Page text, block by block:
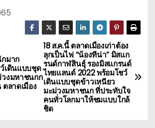
18 ส.ค.นี้ ตลาดเมืองเก่าต้อง
ลุกเป็นไฟ “น้องทีน่า” มิสแก
รนด์กาฬสินธุ์ รองมิสแกรนด์
ไทยแลนด์ 2022 พร้อมโชว์
เดินแบบชุดข้าวเหนียว
มะม่วงมหาชนก ที่ประทับใจ
คนทั่วโลกมาให้ชมแบบใกล้
ชิด
มาก
เดินแบบชุด
งมหาชนกก
ลาดเมือง